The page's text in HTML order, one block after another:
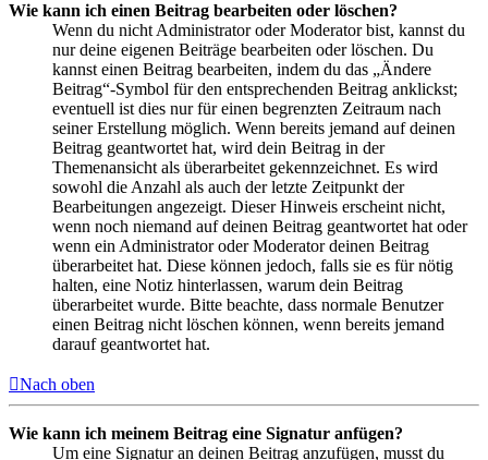
Wie kann ich einen Beitrag bearbeiten oder löschen?
Wenn du nicht Administrator oder Moderator bist, kannst du
nur deine eigenen Beiträge bearbeiten oder löschen. Du
kannst einen Beitrag bearbeiten, indem du das „Ändere
Beitrag“-Symbol für den entsprechenden Beitrag anklickst;
eventuell ist dies nur für einen begrenzten Zeitraum nach
seiner Erstellung möglich. Wenn bereits jemand auf deinen
Beitrag geantwortet hat, wird dein Beitrag in der
Themenansicht als überarbeitet gekennzeichnet. Es wird
sowohl die Anzahl als auch der letzte Zeitpunkt der
Bearbeitungen angezeigt. Dieser Hinweis erscheint nicht,
wenn noch niemand auf deinen Beitrag geantwortet hat oder
wenn ein Administrator oder Moderator deinen Beitrag
überarbeitet hat. Diese können jedoch, falls sie es für nötig
halten, eine Notiz hinterlassen, warum dein Beitrag
überarbeitet wurde. Bitte beachte, dass normale Benutzer
einen Beitrag nicht löschen können, wenn bereits jemand
darauf geantwortet hat.
Nach oben
Wie kann ich meinem Beitrag eine Signatur anfügen?
Um eine Signatur an deinen Beitrag anzufügen, musst du